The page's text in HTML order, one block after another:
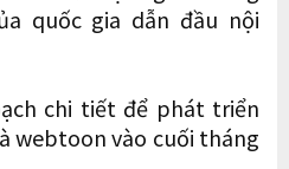
quốc gia dẫn đầu nội
chi tiết để phát triển
webtoon vào cuối tháng